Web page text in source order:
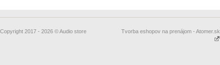
Copyright 2017 - 2026 © Audio store Tvorba eshopov na prenájom - Atomer.sk